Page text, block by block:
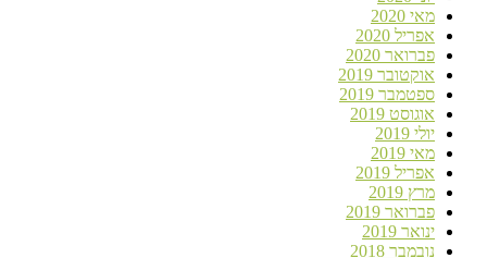
מאי 2020
אפריל 2020
פברואר 2020
אוקטובר 2019
ספטמבר 2019
אוגוסט 2019
יולי 2019
מאי 2019
אפריל 2019
מרץ 2019
פברואר 2019
ינואר 2019
נובמבר 2018